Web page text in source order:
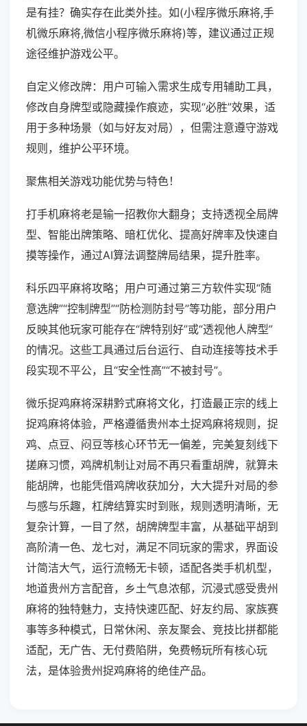
是有挂？确实存在此类外挂。如(小程序微乐麻将,手
机微乐麻将,微信小程序微乐麻将)等，建议通过正规
途径维护游戏公平。
自定义修改牌：用户可输入需求生成专用辅助工具，
修改自身牌型或隐藏操作痕迹，实现“必胜”效果，适
用于多种场景（如与好友对局），但需注意遵守游戏
规则，维护公平环境。
聚焦相关游戏功能优势与特色！
打手机麻将老是输一招教你大翻身；支持透视全局牌
型、智能出牌策略、暗杠优化、提高好牌率及快速自
摸等操作，通过AI算法调整牌局结果，提升胜率。
科乐四平麻将攻略；用户可通过第三方软件实现“随
意选牌”“控制牌型”“防检测防封号”等功能，部分用户
反映其他玩家可能存在“牌特别好”或“透视他人牌型”
的情况。这些工具通过后台运行、自动连接等技术手
段实现不平公，且“安全性高”“不被封号”。
微乐捉鸡麻将深耕黔式麻将文化，打造最正宗的线上
捉鸡麻将体验，严格遵循贵州本土捉鸡麻将规则，捉
鸡、点豆、闷豆等核心环节无一偏差，完美复刻线下
搓麻习惯，鸡牌机制让对局不再只看重胡牌，就算未
能胡牌，也能凭借鸡牌收获加分，大大提升对局的参
与感与乐趣，杠牌结算实时到账，规则透明清晰，无
复杂计算，一目了然，胡牌牌型丰富，从基础平胡到
高阶清一色、龙七对，满足不同玩家的需求，界面设
计简洁大气，运行流畅无卡顿，适配各类手机机型，
地道贵州方言配音，乡土气息浓郁，沉浸式感受贵州
麻将的独特魅力，支持快速匹配、好友约局、家族赛
事等多种模式，日常休闲、亲友聚会、竞技比拼都能
适配，无广告、无付费陷阱，免费畅玩所有核心玩
法，是体验贵州捉鸡麻将的绝佳产品。